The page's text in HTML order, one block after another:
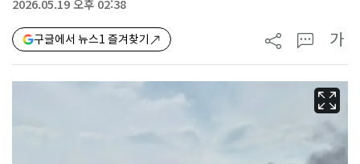
2026.05.19 오후 02:38
구글에서 뉴스1 즐겨찾기 가